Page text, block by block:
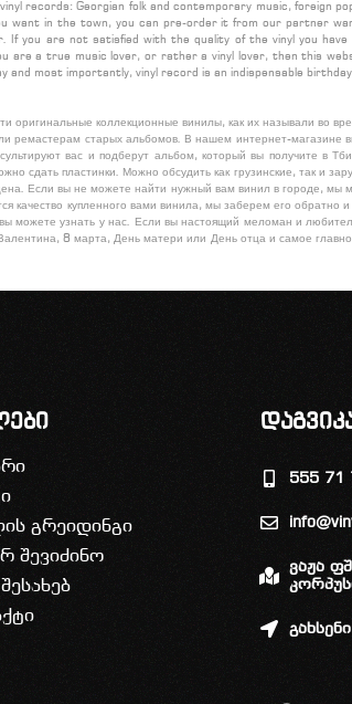
records: Georgian folk and contemporary music, foreign
want in the town, you can pre-order it from our partner
you are not satisfied with the quality of the vinyl you have
are a true music lover, or rather a vinyl lover, then this
most importantly, vinyl record is an indispensable
коллекционные винилы, как их называли во
ремастерам старых альбомов. В нашем интернет-магазине
вас и подберут альбом, который вы получите в
сдать пластинки. Можно обсудить как грузинские, так и
Если вы не можете найти нужный вам винил в городе, мы
качество купленного вами винила, мы заберем его обратно
можете узнать у нас. Если вы настоящий меломан и
8 марта, День матери или День отца и самое
გრეიდინგი
შევიძინო
555 71
ვაჟა